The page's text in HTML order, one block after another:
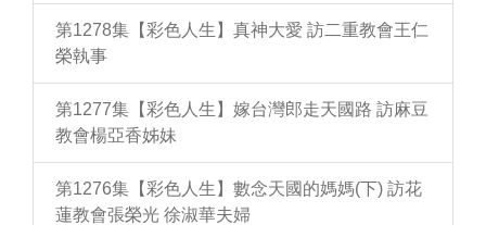
第1278集【彩色人生】真神大愛 訪二重教會王仁
榮執事
第1277集【彩色人生】嫁台灣郎走天國路 訪麻豆
教會楊亞香姊妹
第1276集【彩色人生】數念天國的媽媽(下) 訪花
蓮教會張榮光 徐淑華夫婦